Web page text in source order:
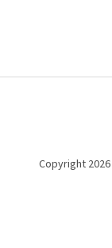
Copyright 2026